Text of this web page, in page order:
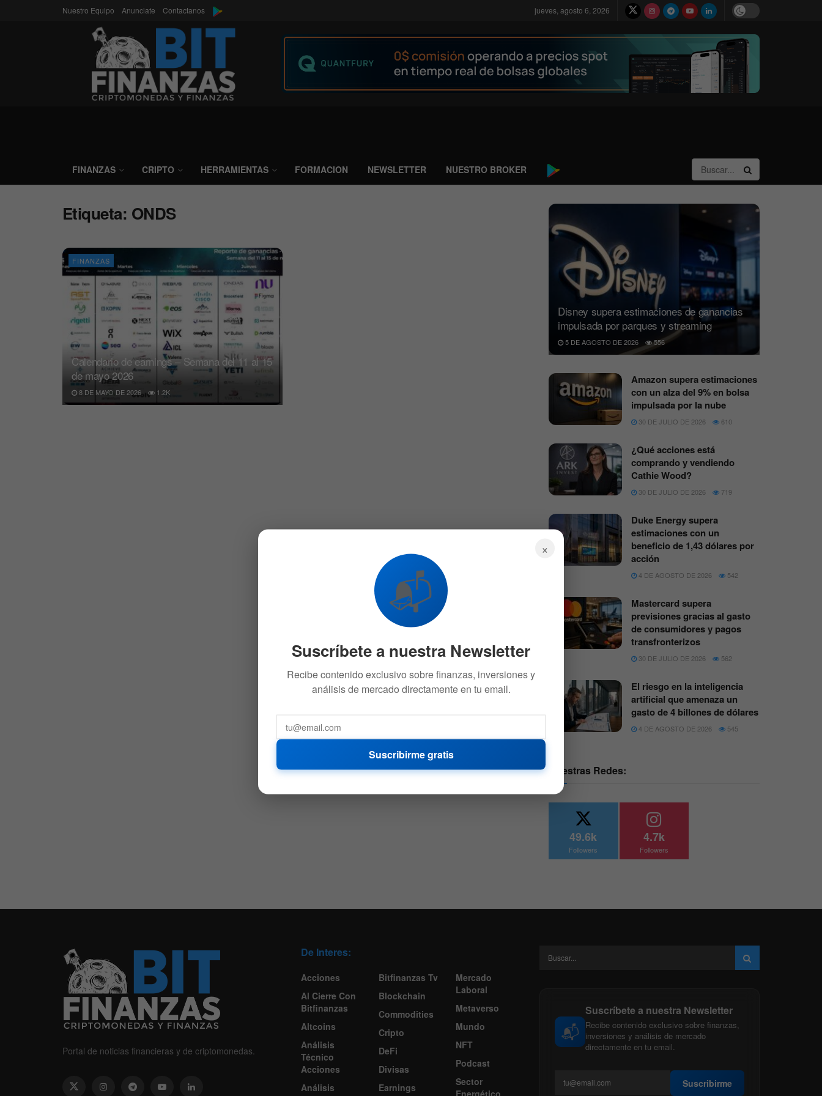
Nuestro Equipo Anunciate Contactanos jueves, agosto 6, 2026
FINANZAS CRIPTO HERRAMIENTAS FORMACION NEWSLETTER NUESTRO BROKER
Etiqueta: ONDS
FINANZAS
Calendario de earnings – Semana del 11 al 15
de mayo 2026
8 DE MAYO DE 2026 1.2K
Disney supera estimaciones de ganancias
impulsada por parques y streaming
5 DE AGOSTO DE 2026 556
Amazon supera estimaciones
con un alza del 9% en bolsa
impulsada por la nube
30 DE JULIO DE 2026 610
¿Qué acciones está
comprando y vendiendo
Cathie Wood?
30 DE JULIO DE 2026 719
Duke Energy supera
estimaciones con un
beneficio de 1,43 dólares por
acción
4 DE AGOSTO DE 2026 542
Mastercard supera
previsiones gracias al gasto
de consumidores y pagos
transfronterizos
30 DE JULIO DE 2026 562
El riesgo en la inteligencia
artificial que amenaza un
gasto de 4 billones de dólares
4 DE AGOSTO DE 2026 545
Nuestras Redes:
49.6k
Followers
4.7k
Followers
Portal de noticias financieras y de criptomonedas.
De Interes:
Acciones
Al Cierre Con
Bitfinanzas
Altcoins
Análisis
Técnico
Acciones
Análisis
Bitfinanzas Tv
Blockchain
Commodities
Cripto
DeFi
Divisas
Earnings
Mercado
Laboral
Metaverso
Mundo
NFT
Podcast
Sector
Energético
📬
Suscríbete a nuestra Newsletter
Recibe contenido exclusivo sobre finanzas,
inversiones y análisis de mercado
directamente en tu email.
Suscribirme
×
📬
Suscríbete a nuestra Newsletter
Recibe contenido exclusivo sobre finanzas, inversiones y
análisis de mercado directamente en tu email.
Suscribirme gratis